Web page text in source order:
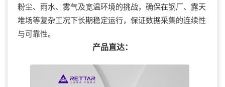
粉尘、雨水、雾气及宽温环境的挑战，确保在钢厂、露天
堆场等复杂工况下长期稳定运行，保证数据采集的连续性
与可靠性。
产品直达：